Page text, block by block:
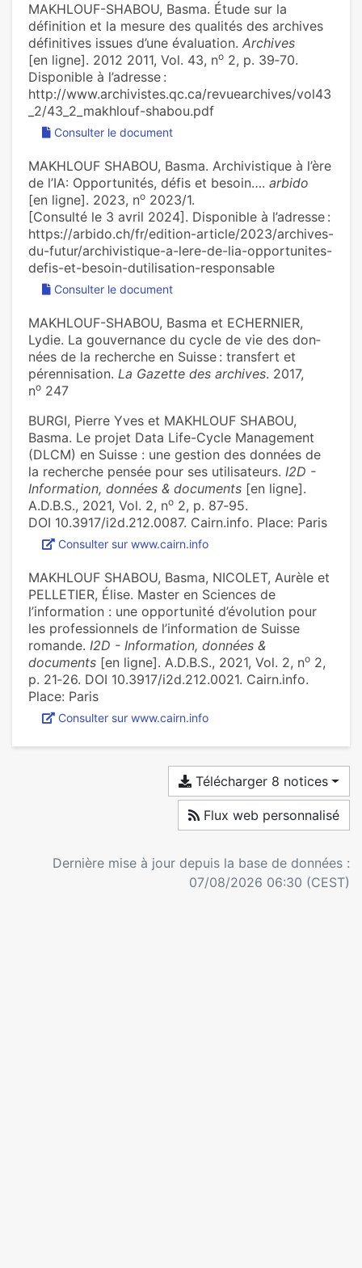
MAKHLOUF-SHABOU, Basma. Étude sur la
définition et la mesure des qualités des archives
définitives issues d’une évaluation. Archives
[en ligne]. 2012 2011, Vol. 43, no 2, p. 39‑70.
Disponible à l’adresse :
http://www.archivistes.qc.ca/revuearchives/vol43
_2/43_2_makhlouf-shabou.pdf
Consulter le document
MAKHLOUF SHABOU, Basma. Archivistique à l’ère
de l’IA: Opportunités, défis et besoin…. arbido
[en ligne]. 2023, no 2023/1.
[Consulté le 3 avril 2024]. Disponible à l’adresse :
https://arbido.ch/fr/edition-article/2023/archives-
du-futur/archivistique-a-lere-de-lia-opportunites-
defis-et-besoin-dutilisation-responsable
Consulter le document
MAKHLOUF-SHABOU, Basma et ECHERNIER,
Lydie. La gou­ver­nance du cycle de vie des don­
nées de la recher­che en Suisse : trans­fert et
péren­ni­sa­tion. La Gazette des archives. 2017,
no 247
BURGI, Pierre Yves et MAKHLOUF SHABOU,
Basma. Le projet Data Life-Cycle Management
(DLCM) en Suisse : une gestion des données de
la recherche pensée pour ses utilisateurs. I2D -
Information, données & documents [en ligne].
A.D.B.S., 2021, Vol. 2, no 2, p. 87‑95.
DOI 10.3917/i2d.212.0087. Cairn.info. Place: Paris
Consulter sur www.cairn.info
MAKHLOUF SHABOU, Basma, NICOLET, Aurèle et
PELLETIER, Élise. Master en Sciences de
l’information : une opportunité d’évolution pour
les professionnels de l’information de Suisse
romande. I2D - Information, données &
documents [en ligne]. A.D.B.S., 2021, Vol. 2, no 2,
p. 21‑26. DOI 10.3917/i2d.212.0021. Cairn.info.
Place: Paris
Consulter sur www.cairn.info
Télécharger 8 notices
Flux web personnalisé
Dernière mise à jour depuis la base de données :
07/08/2026 06:30 (CEST)